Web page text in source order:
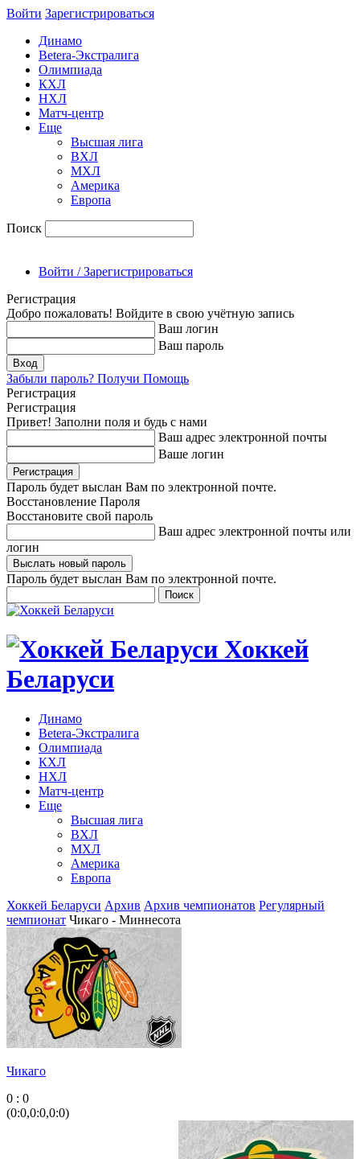
Войти Зарегиcтрироваться
Динамо
Betera-Экстралига
Олимпиада
КХЛ
НХЛ
Матч-центр
Еще
Высшая лига
ВХЛ
МХЛ
Америка
Европа
Поиск
Войти / Зарегистрироваться
Регистрация
Добро пожаловать! Войдите в свою учётную запись
Ваш логин
Ваш пароль
Забыли пароль? Получи Помощь
Регистрация
Регистрация
Привет! Заполни поля и будь с нами
Ваш адрес электронной почты
Ваше логин
Пароль будет выслан Вам по электронной почте.
Восстановление Пароля
Восстановите свой пароль
Ваш адрес электронной почты или
логин
Пароль будет выслан Вам по электронной почте.
Хоккей
Беларуси
Динамо
Betera-Экстралига
Олимпиада
КХЛ
НХЛ
Матч-центр
Еще
Высшая лига
ВХЛ
МХЛ
Америка
Европа
Хоккей Беларуси Архив Архив чемпионатов Регулярный
чемпионат Чикаго - Миннесота
Чикаго
0 : 0
(0:0,0:0,0:0)